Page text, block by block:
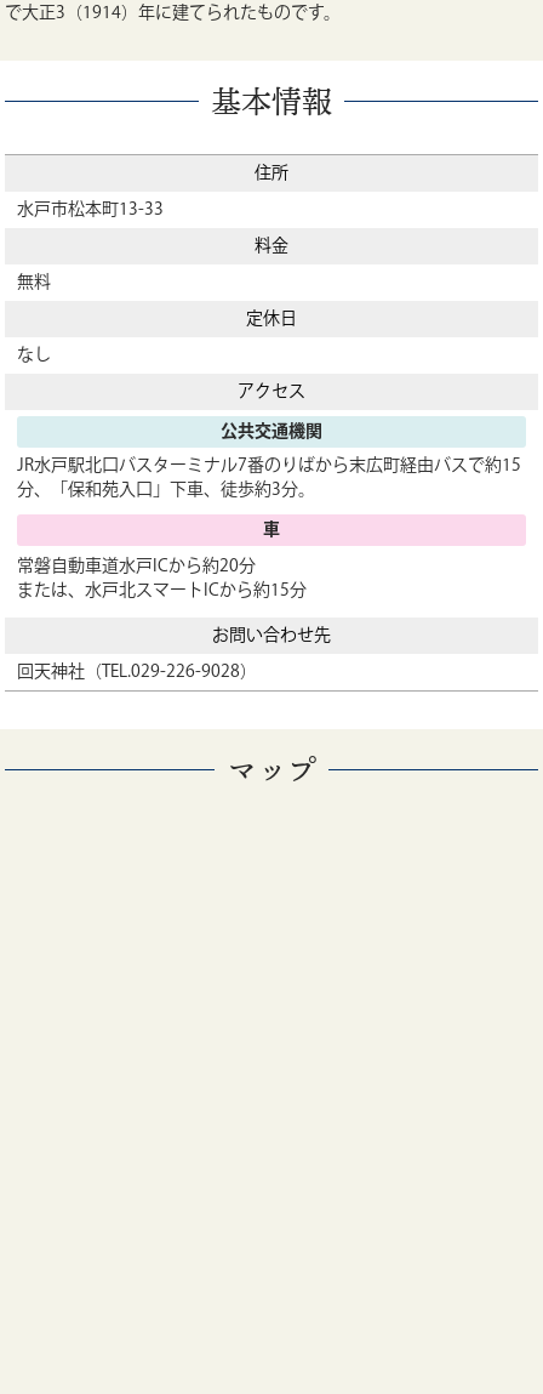
で大正3（1914）年に建てられたものです。
基本情報
住所
水戸市松本町13-33
料金
無料
定休日
なし
アクセス
公共交通機関
JR水戸駅北口バスターミナル7番のりばから末広町経由バスで約15
分、「保和苑入口」下車、徒歩約3分。
車
常磐自動車道水戸ICから約20分
または、水戸北スマートICから約15分
お問い合わせ先
回天神社（TEL.029-226-9028）
マップ